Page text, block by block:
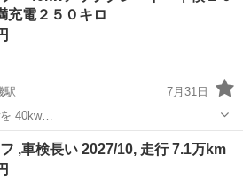
電２５０キロ
駅
7月31日
24kwを 40kw…
リーフ
日産リーフ ,車検長い 2027/10, 走行 7.1万km